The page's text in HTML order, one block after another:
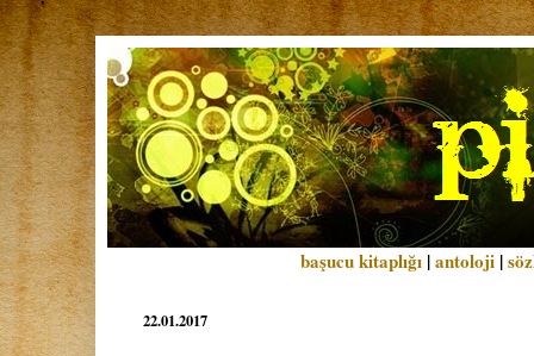
başucu kitaplığı |antoloji |
22.01.2017